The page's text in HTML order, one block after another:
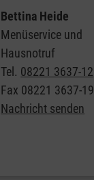
Bettina Heide
Menüservice und
Hausnotruf
Tel. 08221 3637-12
Fax 08221 3637-19
Nachricht senden